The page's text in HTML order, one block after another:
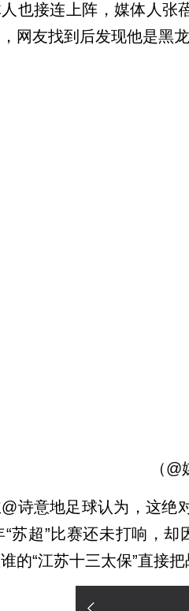
也接连上阵，媒体人张
网友找到后发现他是黑
（
诗意地足球认为，这绝
“苏超”比赛还未打响，
的“江苏十三太保”直接